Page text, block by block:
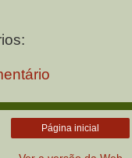
Página inicial